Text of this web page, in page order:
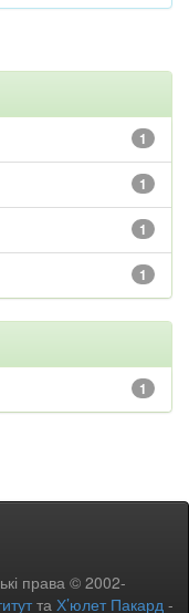
1
1
1
1
1
права © 2002-
та Х’юлет Пакард -